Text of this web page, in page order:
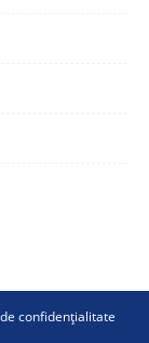
confidențialitate